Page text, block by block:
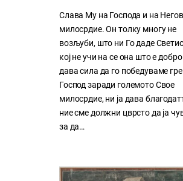
Слава Му на Господа и на
милосрдие. Он толку многу нe
возљуби, што ни Го даде
кој нe учи на сe она што е
дава сила да го победуваме
Господ заради големото Свое
милосрдие, ни ја дава
ние сме должни цврсто да ја
за да…